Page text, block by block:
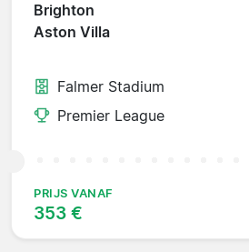
Brighton
Aston Villa
Falmer Stadium
Premier League
PRIJS VANAF
353 €